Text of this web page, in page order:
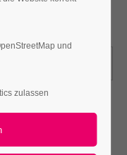
und
zulassen